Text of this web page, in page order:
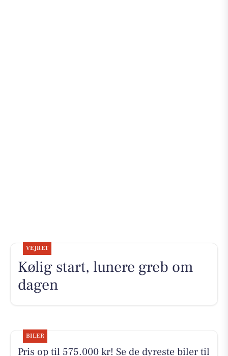
VEJRET
Kølig start, lunere greb om
dagen
BILER
Pris op til 575.000 kr! Se de dyreste biler til